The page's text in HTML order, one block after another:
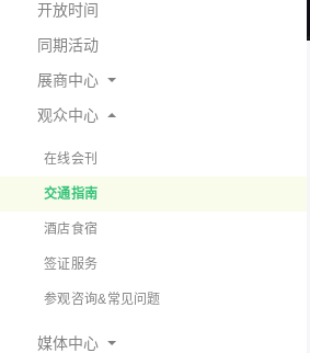
开放时间
同期活动
展商中心
为何参展
预定展位
展商中心 & 参展申请常见问题
展台 & 市场推广服务
物流&签证服务
联系我们
观众中心
在线会刊
交通指南
酒店食宿
签证服务
参观咨询&常见问题
媒体中心